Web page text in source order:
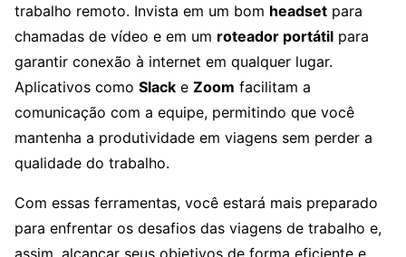
trabalho remoto. Invista em um bom headset para
chamadas de vídeo e em um roteador portátil para
garantir conexão à internet em qualquer lugar.
Aplicativos como Slack e Zoom facilitam a
comunicação com a equipe, permitindo que você
mantenha a produtividade em viagens sem perder a
qualidade do trabalho.
Com essas ferramentas, você estará mais preparado
para enfrentar os desafios das viagens de trabalho e,
assim, alcançar seus objetivos de forma eficiente e